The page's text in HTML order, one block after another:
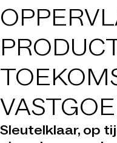
Sleutelklaar, op